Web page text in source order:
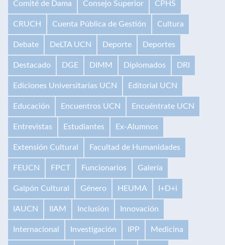
Comité de Dama Consejo Superior CPHS
CRUCH Cuenta Pública de Gestión Cultura
Debate DeLTA UCN Deporte Deportes
Destacado DGE DIMM Diplomados DRI
Ediciones Universitarias UCN Editorial UCN
Educación Encuentros UCN Encuéntrate UCN
Entrevistas Estudiantes Ex-Alumnos
Extensión Cultural Facultad de Humanidades
FEUCN FPCT Funcionarios Galería
Galpón Cultural Género HEUMA I+D+i
IAUCN IIAM Inclusión Innovación
Internacional Investigación IPP Medicina